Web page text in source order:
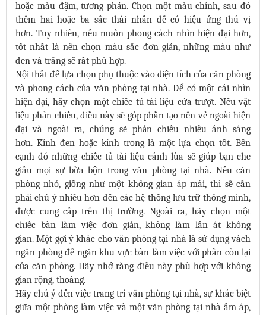
hoặc màu đậm, tương phản. Chọn một màu chính, sau đó
thêm hai hoặc ba sắc thái nhấn để có hiệu ứng thú vị
hơn. Tuy nhiên, nếu muốn phong cách nhìn hiện đại hơn,
tốt nhất là nên chọn màu sắc đơn giản, những màu như
đen và trắng sẽ rất phù hợp.
Nội thất để lựa chọn phụ thuộc vào diện tích của căn phòng
và phong cách của văn phòng tại nhà. Để có một cái nhìn
hiện đại, hãy chọn một chiếc tủ tài liệu cửa trượt. Nếu vật
liệu phản chiếu, điều này sẽ góp phần tạo nên vẻ ngoài hiện
đại và ngoài ra, chúng sẽ phản chiếu nhiều ánh sáng
hơn. Kính đen hoặc kính trong là một lựa chọn tốt. Bên
cạnh đó những chiếc tủ tài liệu cánh lùa sẽ giúp bạn che
giấu mọi sự bừa bộn trong văn phòng tại nhà. Nếu căn
phòng nhỏ, giống như một không gian áp mái, thì sẽ cần
phải chú ý nhiều hơn đến các hệ thống lưu trữ thông minh,
được cung cấp trên thị trường. Ngoài ra, hãy chọn một
chiếc bàn làm việc đơn giản, không làm lấn át không
gian. Một gợi ý khác cho văn phòng tại nhà là sử dụng vách
ngăn phòng để ngăn khu vực bàn làm việc với phần còn lại
của căn phòng. Hãy nhớ rằng điều này phù hợp với không
gian rộng, thoáng.
Hãy chú ý đến việc trang trí văn phòng tại nhà, sự khác biệt
giữa một phòng làm việc và một văn phòng tại nhà ấm áp,